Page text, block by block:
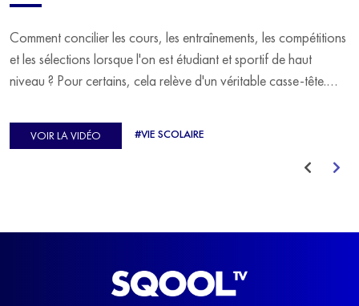
Comment concilier les cours, les entraînements, les compétitions
et les sélections lorsque l'on est étudiant et sportif de haut
niveau ? Pour certains, cela relève d'un véritable casse-tête.
d'Europe de Horse-ball, qui a failli abandonner ses études
avant de trouver un nouvel équilibre.
VOIR LA VIDÉO #VIE SCOLAIRE